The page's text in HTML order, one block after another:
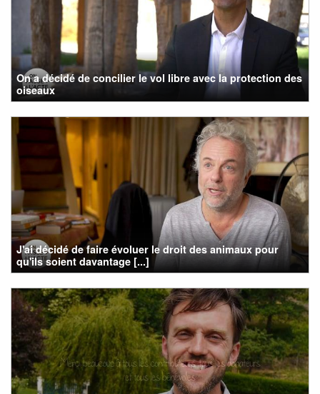
On a décidé de concilier le vol libre avec la protection des
oiseaux
J'ai décidé de faire évoluer le droit des animaux pour
qu'ils soient davantage [...]